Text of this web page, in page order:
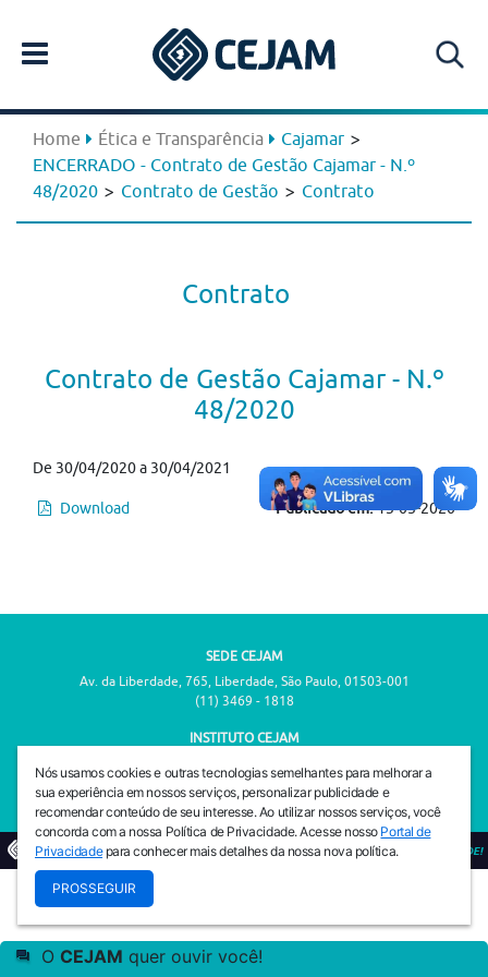
Home Ética e Transparência Cajamar >
ENCERRADO - Contrato de Gestão Cajamar - N.º
48/2020 > Contrato de Gestão > Contrato
Contrato
Contrato de Gestão Cajamar - N.º
48/2020
De 30/04/2020 a 30/04/2021
Download Publicado em:13-05-2020
SEDE CEJAM
Av. da Liberdade, 765, Liberdade, São Paulo, 01503-001
(11) 3469 - 1818
INSTITUTO CEJAM
(11) 3469 - 1818
© 2026 PREVENIR É VIVER COM QUALIDADE!
Nós usamos cookies e outras tecnologias semelhantes para melhorar a
sua experiência em nossos serviços, personalizar publicidade e
recomendar conteúdo de seu interesse. Ao utilizar nossos serviços, você
concorda com a nossa Política de Privacidade. Acesse nosso Portal de
Privacidadepara conhecer mais detalhes da nossa nova política.
PROSSEGUIR
O CEJAM quer ouvir você!